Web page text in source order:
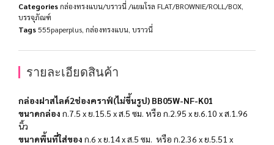
Categoriesกล่องทรงแบน/บราวนี่ /แยมโรล FLAT/BROWNIE/ROLL/BOX
บรรจุภัณฑ์
Tags555paperplus กล่องทรงแบน บราวนี่
รายละเอียดสินค้า
กล่องฝาสไลด์2ช่องคราฟ์(ไม่ขึ้นรูป) BB05W-NF-K01
ขนาดกล่อง ก.7.5 x ย.15.5 x ส.5 ซม. หรือ ก.2.95 x ย.6.10 x ส.1.96
นิ้ว
ขนาดพื้นที่ใส่ของ ก.6 x ย.14 x ส.5 ซม. หรือ ก.2.36 x ย.5.51 x